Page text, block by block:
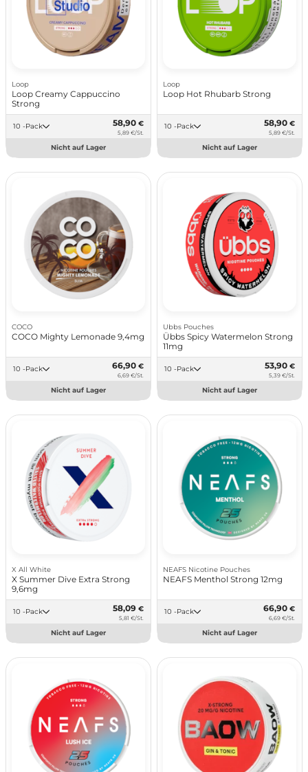
Loop
Loop Creamy Cappuccino
Strong
10 -Pack 58,90 €
5,89 €/St.
Nicht auf Lager
Loop
Loop Hot Rhubarb Strong
10 -Pack 58,90 €
5,89 €/St.
Nicht auf Lager
COCO
COCO Mighty Lemonade 9,4mg
10 -Pack 66,90 €
6,69 €/St.
Nicht auf Lager
Ubbs Pouches
Übbs Spicy Watermelon Strong
11mg
10 -Pack 53,90 €
5,39 €/St.
Nicht auf Lager
X All White
X Summer Dive Extra Strong
9,6mg
10 -Pack 58,09 €
5,81 €/St.
Nicht auf Lager
NEAFS Nicotine Pouches
NEAFS Menthol Strong 12mg
10 -Pack 66,90 €
6,69 €/St.
Nicht auf Lager